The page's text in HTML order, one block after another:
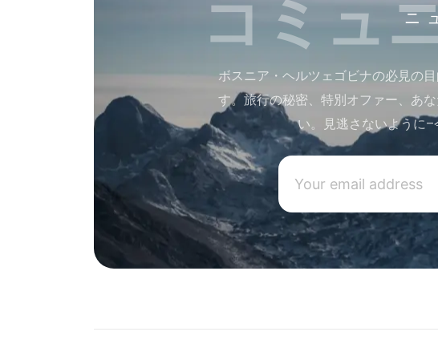
ニ
ボスニア・ヘルツェゴビナの必見の
す。旅行の秘密、特別オファー、あ
い。見逃さないように